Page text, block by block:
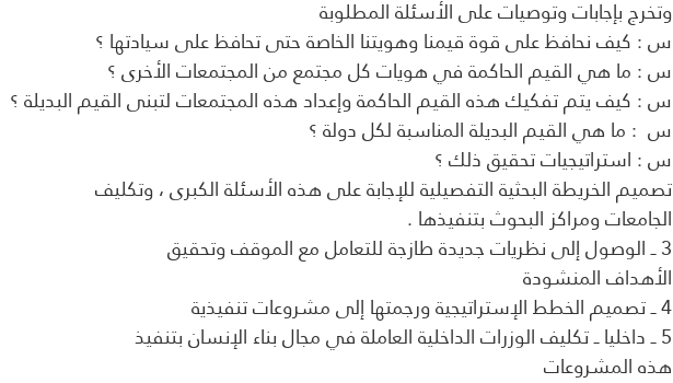
وتخرج بإجابات وتوصيات على الأسئلة المطلوبة
س : كيف نحافظ على قوة قيمنا وهويتنا الخاصة حتى تحافظ على سيادتها ؟
س : ما هي القيم الحاكمة في هويات كل مجتمع من المجتمعات الأخرى ؟
س : كيف يتم تفكيك هذه القيم الحاكمة وإعداد هذه المجتمعات لتبنى القيم البديلة ؟
س  : ما هي القيم البديلة المناسبة لكل دولة ؟
س : استراتيجيات تحقيق ذلك ؟
تصميم الخريطة البحثية التفصيلية للإجابة على هذه الأسئلة الكبرى ، وتكليف
الجامعات ومراكز البحوث بتنفيذها .
3 ــ الوصول إلى نظريات جديدة طازجة للتعامل مع الموقف وتحقيق
الأهداف المنشودة
4 ــ تصميم الخطط الإستراتيجية ورجمتها إلى مشروعات تنفيذية
5 ــ داخليا ــ تكليف الوزرات الداخلية العاملة في مجال بناء الإنسان بتنفيذ
هذه المشروعات